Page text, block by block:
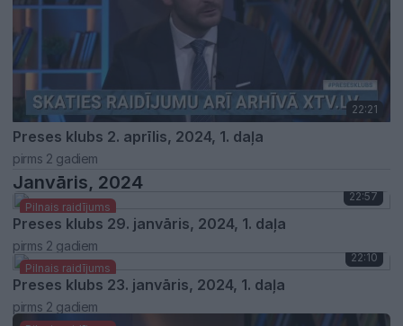
22:21
Preses klubs 2. aprīlis, 2024, 1. daļa
pirms 2 gadiem
Janvāris, 2024
Pilnais raidījums
22:57
Preses klubs 29. janvāris, 2024, 1. daļa
pirms 2 gadiem
Pilnais raidījums
22:10
Preses klubs 23. janvāris, 2024, 1. daļa
pirms 2 gadiem